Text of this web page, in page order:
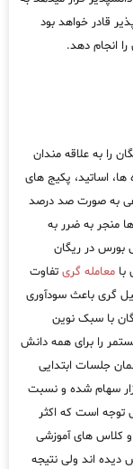
قادر خواهد بود
را به علاقه مندان
اساتید، پکیج های
به صورت صد درصد
منجر به ضرر به
بورس در ریگان
معامله گری تفاوت
گری باعث سودآوری
با سبک نوین
را برای همه دانش
جلسات ابتدایی
سهام شده و نسبت
توجه است که اکثر
و کلاس های آموزشی
اند ولی نتیجه